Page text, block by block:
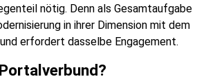
nötig. Denn als Gesamtaufgabe
in ihrer Dimension mit dem
erfordert dasselbe Engagement.